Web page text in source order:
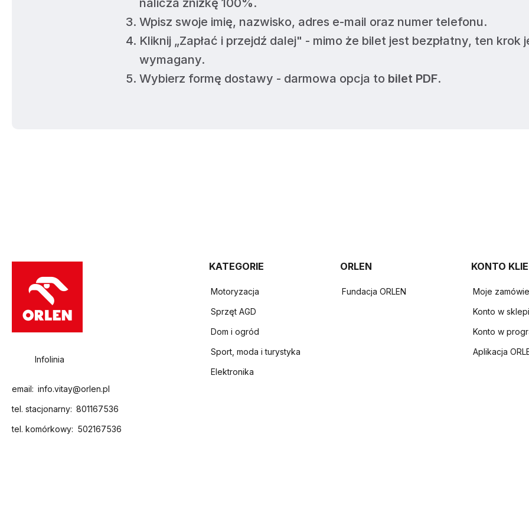
nalicza zniżkę 100%.
Wpisz swoje imię, nazwisko, adres e-mail oraz numer telefonu.
Kliknij „Zapłać i przejdź dalej" - mimo że bilet jest bezpłatny, ten krok
wymagany.
Wybierz formę dostawy - darmowa opcja to bilet PDF.
Infolinia
email: info.vitay@orlen.pl
tel. stacjonarny: 801167536
tel. komórkowy: 502167536
KATEGORIE
Motoryzacja
Sprzęt AGD
Dom i ogród
Sport, moda i turystyka
Elektronika
ORLEN
Fundacja ORLEN
KONTO
Moje
Konto w
Konto w
Aplikacja